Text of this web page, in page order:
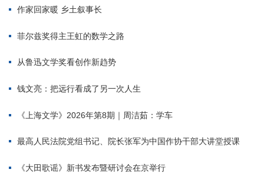
作家回家暖 乡土叙事长
菲尔兹奖得主王虹的数学之路
从鲁迅文学奖看创作新趋势
钱文亮：把远行看成了另一次人生
《上海文学》2026年第8期｜周洁茹：学车
最高人民法院党组书记、院长张军为中国作协干部大讲堂授课
《大田歌谣》新书发布暨研讨会在京举行